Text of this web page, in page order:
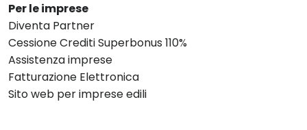
Per le imprese
Diventa Partner
Cessione Crediti Superbonus 110%
Assistenza imprese
Fatturazione Elettronica
Sito web per imprese edili